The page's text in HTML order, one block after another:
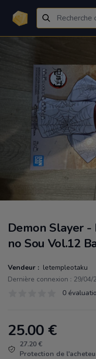
Demon Slayer -
no Sou Vol.12
Vendeur : letempleotaku
Dernière connexion : 29/04/
0
Product information
25.00 €
27.20 €
Protection de